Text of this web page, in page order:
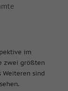
im
zwei größten
Weiteren sind